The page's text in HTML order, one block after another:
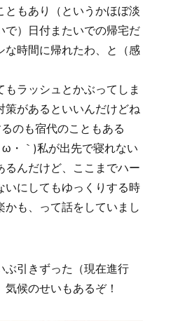
ともあり（というかほぼ淡
で）日付またいでの帰宅だ
な時間に帰れたわ、と（感
もラッシュとかぶってしま
策があるといいんだけどね
のも宿代のこともある
ω・｀)私が出先で寝れない
るんだけど、ここまでハー
いにしてもゆっくりする時
かも、って話をしていまし
ぶ引きずった（現在進行
候のせいもあるぞ！